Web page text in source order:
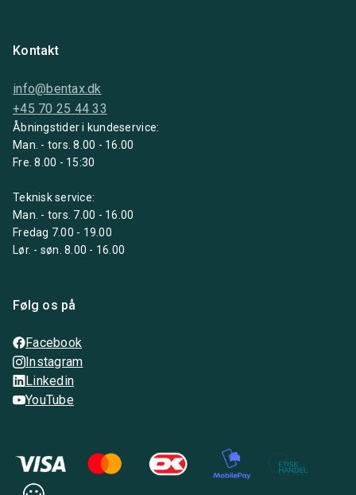
Kontakt
info@bentax.dk
+45 70 25 44 33
Åbningstider i kundeservice:
Man. - tors. 8.00 - 16.00
Fre. 8.00 - 15:30
Teknisk service:
Man. - tors. 7.00 - 16.00
Fredag 7.00 - 19.00
Lør. - søn. 8.00 - 16.00
Følg os på
Facebook
Instagram
Linkedin
YouTube